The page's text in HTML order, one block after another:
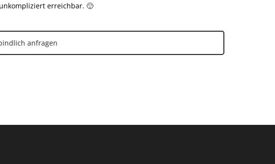
erreichbar. 🙂
anfragen